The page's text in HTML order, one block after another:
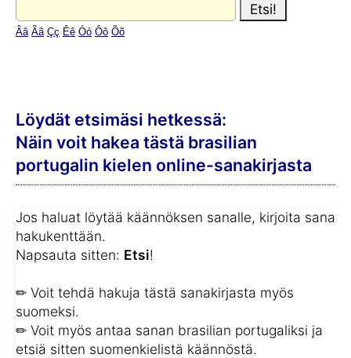
Ââ Ãã Çç Êê Óó Ôô Õõ
Löydät etsimäsi hetkessä:
Näin voit hakea tästä brasilian
portugalin kielen online-sanakirjasta
Jos haluat löytää käännöksen sanalle, kirjoita sana
hakukenttään.
Napsauta sitten: Etsi!
✏ Voit tehdä hakuja tästä sanakirjasta myös
suomeksi.
✏ Voit myös antaa sanan brasilian portugaliksi ja
etsiä sitten suomenkielistä käännöstä.